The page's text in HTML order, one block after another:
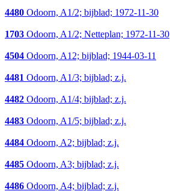
4480 Odoorn, A1/2; bijblad; 1972-11-30
1703 Odoorn, A1/2; Netteplan; 1972-11-30
4504 Odoorn, A12; bijblad; 1944-03-11
4481 Odoorn, A1/3; bijblad; z.j.
4482 Odoorn, A1/4; bijblad; z.j.
4483 Odoorn, A1/5; bijblad; z.j.
4484 Odoorn, A2; bijblad; z.j.
4485 Odoorn, A3; bijblad; z.j.
4486 Odoorn, A4; bijblad; z.j.